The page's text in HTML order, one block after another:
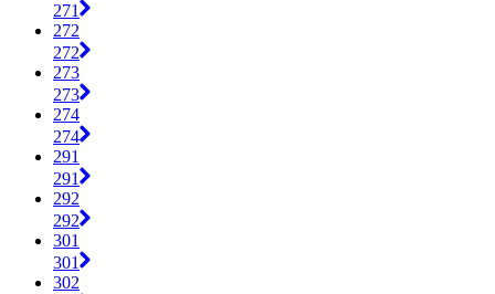
271
272
272
273
273
274
274
291
291
292
292
301
301
302